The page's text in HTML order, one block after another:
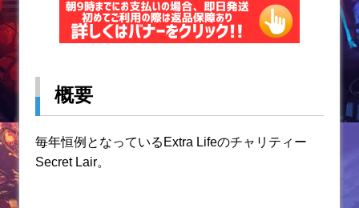
概要
毎年恒例となっているExtra Lifeのチャリティー
Secret Lair。